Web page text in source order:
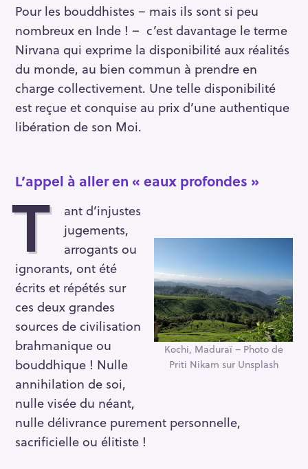
Pour les bouddhistes – mais ils sont si peu
nombreux en Inde ! – c’est davantage le terme
Nirvana qui exprime la disponibilité aux réalités
du monde, au bien commun à prendre en
charge collectivement. Une telle disponibilité
est reçue et conquise au prix d’une authentique
libération de son Moi.
L’appel à aller en « eaux profondes »
Kochi, Maduraï – Photo de
Priti Nikam sur Unsplash
T
ant d’injustes
jugements,
arrogants ou
ignorants, ont été
écrits et répétés sur
ces deux grandes
sources de civilisation
brahmanique ou
bouddhique ! Nulle
annihilation de soi,
nulle visée du néant,
nulle délivrance purement personnelle,
sacrificielle ou élitiste !